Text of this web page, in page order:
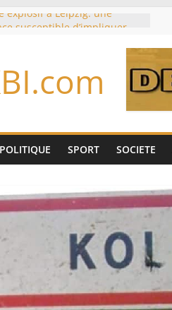
explosif à Leipzig: une
puissances étrangères», selon
: l’Europe bat toujours des
dans l’espoir d’un accord
– Algérie: l’affaire Mehdi
relance la coopération
pourquoi un
au sommet de
alors que Paul Biya est hors
POLITIQUE SPORT SOCIETE